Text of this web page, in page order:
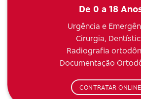
De 0 a 18
Urgência e
Cirurgia,
Radiografia
Documentação
CONTRATAR ONLINE